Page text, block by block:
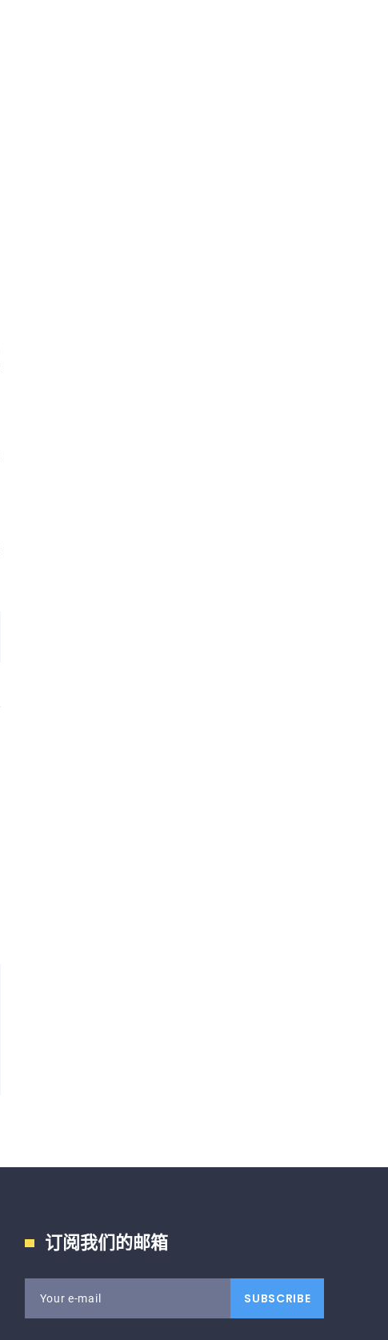
订阅我们的邮箱
Your e-mail SUBSCRIBE